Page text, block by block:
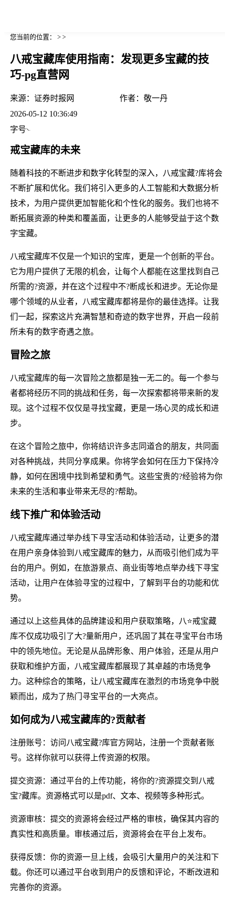
您当前的位置： > >
八戒宝藏库使用指南：发现更多宝藏的技
巧-pg直营网
来源： 证券时报网 作者： 敬一丹
2026-05-12 10:36:49
字号
戒宝藏库的未来
随着科技的不断进步和数字化转型的深入，八戒宝藏?库将会
不断扩展和优化。我们将引入更多的人工智能和大数据分析
技术，为用户提供更加智能化和个性化的服务。我们也将不
断拓展资源的种类和覆盖面，让更多的人能够受益于这个数
字宝藏。
八戒宝藏库不仅是一个知识的宝库，更是一个创新的平台。
它为用户提供了无限的机会，让每个人都能在这里找到自己
所需的?资源，并在这个过程中不?断成长和进步。无论你是
哪个领域的从业者，八戒宝藏库都将是你的最佳选择。让我
们一起，探索这片充满智慧和奇迹的数字世界，开启一段前
所未有的数字奇遇之旅。
冒险之旅
八戒宝藏库的每一次冒险之旅都是独一无二的。每一个参与
者都将经历不同的挑战和任务，每一次探索都将带来新的发
现。这个过程不仅仅是寻找宝藏，更是一场心灵的成长和进
步。
在这个冒险之旅中，你将结识许多志同道合的朋友，共同面
对各种挑战，共同分享成果。你将学会如何在压力下保持冷
静，如何在困境中找到希望和勇气。这些宝贵的?经验将为你
未来的生活和事业带来无尽的?帮助。
线下推广和体验活动
八戒宝藏库通过举办线下寻宝活动和体验活动，让更多的潜
在用户亲身体验到八戒宝藏库的魅力，从而吸引他们成为平
台的用户。例如，在旅游景点、商业街等地点举办线下寻宝
活动，让用户在体验寻宝的过程中，了解到平台的功能和优
势。
通过以上这些具体的品牌建设和用户获取策略，八⭐戒宝藏
库不仅成功吸引了大?量新用户，还巩固了其在寻宝平台市场
中的领先地位。无论是从品牌形象、用户体验，还是从用户
获取和维护方面，八戒宝藏库都展现了其卓越的市场竞争
力。这种综合的策略，让八戒宝藏库在激烈的市场竞争中脱
颖而出，成为了热门寻宝平台的一大亮点。
如何成为八戒宝藏库的?贡献者
注册账号：访问八戒宝藏?库官方网站，注册一个贡献者账
号。这样你就可以获得上传资源的权限。
提交资源：通过平台的上传功能，将你的?资源提交到八戒
宝?藏库。资源格式可以是pdf、文本、视频等多种形式。
资源审核：提交的资源将会经过严格的审核，确保其内容的
真实性和高质量。审核通过后，资源将会在平台上发布。
获得反馈：你的资源一旦上线，会吸引大量用户的关注和下
载。你还可以通过平台收到用户的反馈和评论，不断改进和
完善你的资源。